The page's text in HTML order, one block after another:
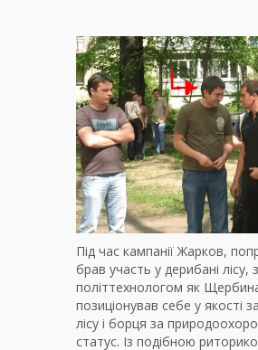
Під час кампанії Жарков,
брав участь у дерибані лісу,
політтехнологом як
позиціонував себе у якості
лісу і борця за
статус. Із подібною